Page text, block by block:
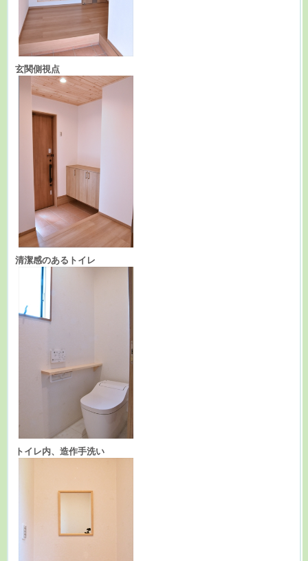
玄関側視点
清潔感のあるトイレ
トイレ内、造作手洗い